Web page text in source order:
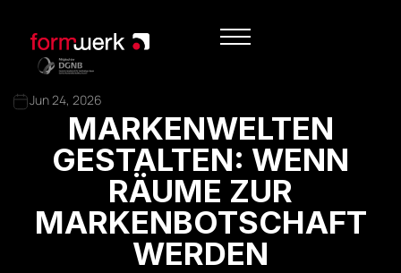
Jun 24, 2026
MARKENWELTEN
GESTALTEN: WENN
RÄUME ZUR
MARKENBOTSCHAFT
WERDEN